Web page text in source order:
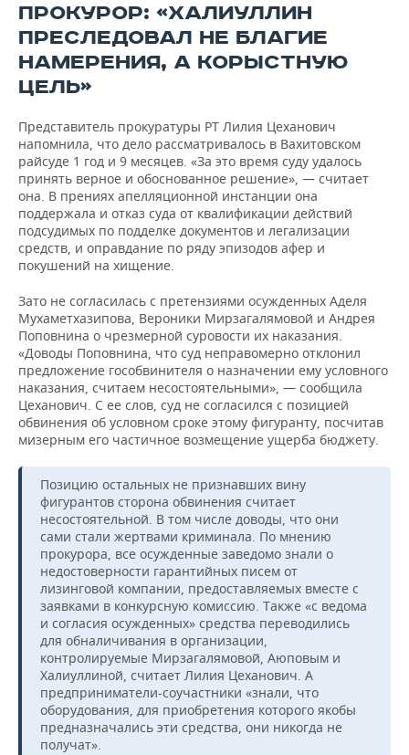
ПРОКУРОР: «ХАЛИУЛЛИН
ПРЕСЛЕДОВАЛ НЕ БЛАГИЕ
НАМЕРЕНИЯ, А КОРЫСТНУЮ
ЦЕЛЬ»
Представитель прокуратуры РТ Лилия Цеханович
напомнила, что дело рассматривалось в Вахитовском
райсуде 1 год и 9 месяцев. «За это время суду удалось
принять верное и обоснованное решение», — считает
она. В прениях апелляционной инстанции она
поддержала и отказ суда от квалификации действий
подсудимых по подделке документов и легализации
средств, и оправдание по ряду эпизодов афер и
покушений на хищение.
Зато не согласилась с претензиями осужденных Аделя
Мухаметхазипова, Вероники Мирзагалямовой и Андрея
Поповнина о чрезмерной суровости их наказания.
«Доводы Поповнина, что суд неправомерно отклонил
предложение гособвинителя о назначении ему условного
наказания, считаем несостоятельными», — сообщила
Цеханович. С ее слов, суд не согласился с позицией
обвинения об условном сроке этому фигуранту, посчитав
мизерным его частичное возмещение ущерба бюджету.
Позицию остальных не признавших вину
фигурантов сторона обвинения считает
несостоятельной. В том числе доводы, что они
сами стали жертвами криминала. По мнению
прокурора, все осужденные заведомо знали о
недостоверности гарантийных писем от
лизинговой компании, предоставляемых вместе с
заявками в конкурсную комиссию. Также «с ведома
и согласия осужденных» средства переводились
для обналичивания в организации,
контролируемые Мирзагалямовой, Аюповым и
Халиуллиной, считает Лилия Цеханович. А
предприниматели-соучастники «знали, что
оборудования, для приобретения которого якобы
предназначались эти средства, они никогда не
получат».